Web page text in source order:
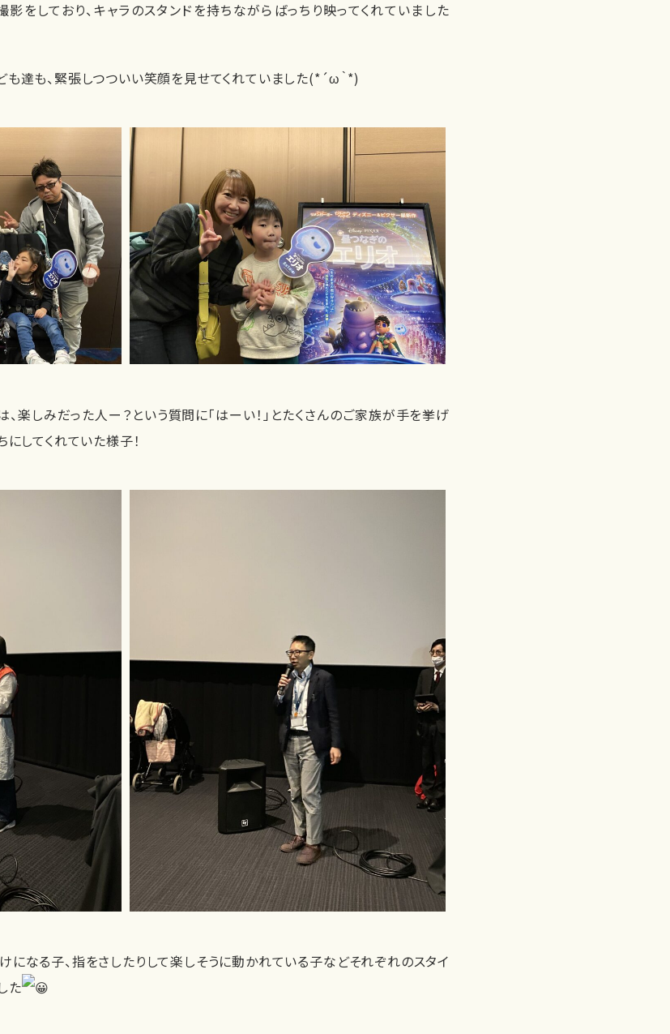
をしており、キャラのスタンドを持ちながらばっちり映ってくれていました
達も、緊張しつついい笑顔を見せてくれていました(*´ω｀*)
楽しみだった人ー？という質問に「はーい！」とたくさんのご家族が手を挙げ
してくれていた様子！
になる子、指をさしたりして楽しそうに動かれている子などそれぞれのスタイ
た